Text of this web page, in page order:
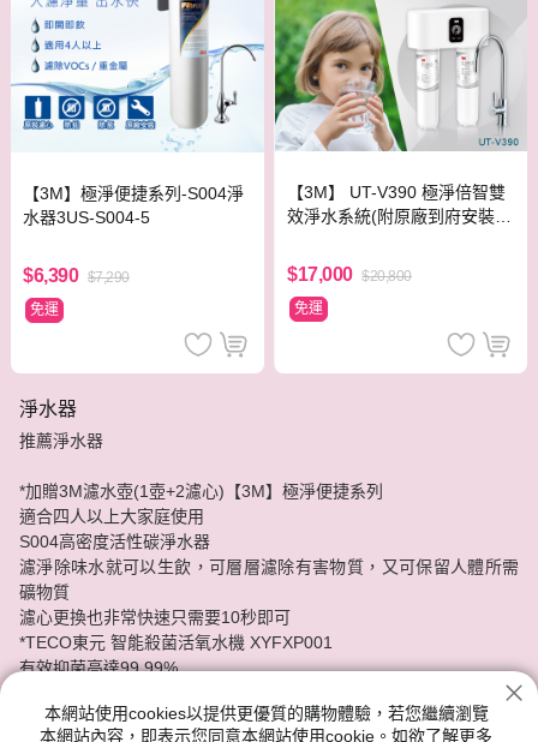
【3M】極淨便捷系列-S004淨
水器3US-S004-5
$6,390 $7,290
免運
【3M】 UT-V390 極淨倍智雙
效淨水系統(附原廠到府安裝
$17,000 $20,800
免運
淨水器
推薦淨水器
*加贈3M濾水壺(1壺+2濾心)【3M】極淨便捷系列
適合四人以上大家庭使用
S004高密度活性碳淨水器
濾淨除味水就可以生飲，可層層濾除有害物質，又可保留人體所需
礦物質
濾心更換也非常快速只需要10秒即可
*TECO東元 智能殺菌活氧水機 XYFXP001
有效抑菌高達99.99%
本網站使用cookies以提供更優質的購物體驗，若您繼續瀏覽
本網站內容，即表示您同意本網站使用cookie。如欲了解更多